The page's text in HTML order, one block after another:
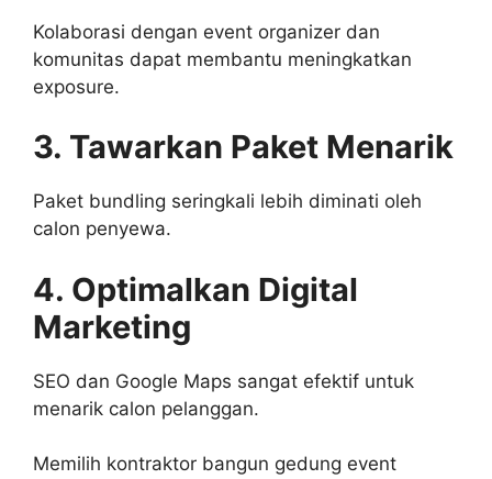
Kolaborasi dengan event organizer dan
komunitas dapat membantu meningkatkan
exposure.
3. Tawarkan Paket Menarik
Paket bundling seringkali lebih diminati oleh
calon penyewa.
4. Optimalkan Digital
Marketing
SEO dan Google Maps sangat efektif untuk
menarik calon pelanggan.
Memilih kontraktor bangun gedung event